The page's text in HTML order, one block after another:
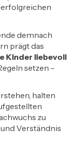
erfolgreichen
demnach
prägt das
Kinder liebevoll
setzen –
halten
zu
Verständnis